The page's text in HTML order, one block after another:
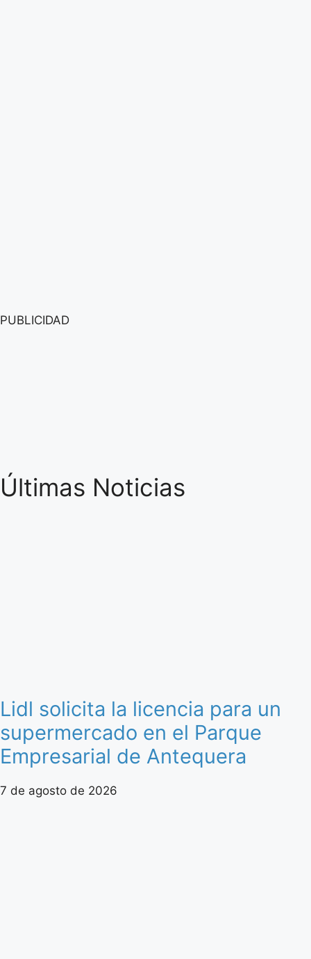
PUBLICIDAD
Últimas Noticias
Lidl solicita la licencia para un
supermercado en el Parque
Empresarial de Antequera
7 de agosto de 2026